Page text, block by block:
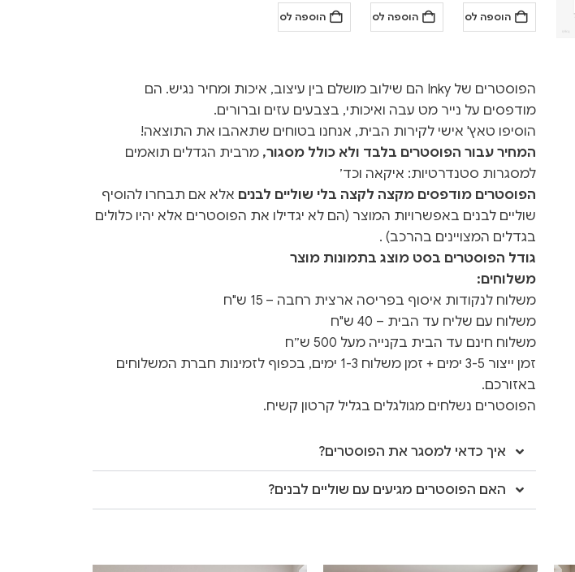
הוספה לסל הוספה לסל הוספה לסל
הפוסטרים של Inky הם שילוב מושלם בין עיצוב, איכות ומחיר נגיש. הם
מודפסים על נייר מט עבה ואיכותי, בצבעים עזים וברורים.
הוסיפו טאץ' אישי לקירות הבית, אנחנו בטוחים שתאהבו את התוצאה!
המחיר עבור הפוסטרים בלבד ולא כולל מסגור, מרבית הגדלים תואמים
למסגרות סטנדרטיות: איקאה וכד׳
הפוסטרים מודפסים מקצה לקצה בלי שוליים לבנים אלא אם תבחרו להוסיף
שוליים לבנים באפשרויות המוצר (הם לא יגדילו את הפוסטרים אלא יהיו כלולים
בגדלים המצויינים בהרכב) .
גודל הפוסטרים בסט מוצג בתמונות מוצר
משלוחים:
משלוח לנקודות איסוף בפריסה ארצית רחבה – 15 ש"ח
משלוח עם שליח עד הבית – 40 ש"ח
משלוח חינם עד הבית בקנייה מעל 500 ש״ח
זמן ייצור 3-5 ימים + זמן משלוח 1-3 ימים, בכפוף לזמינות חברת המשלוחים
באזורכם.
הפוסטרים נשלחים מגולגלים בגליל קרטון קשיח.
איך כדאי למסגר את הפוסטרים?
האם הפוסטרים מגיעים עם שוליים לבנים?